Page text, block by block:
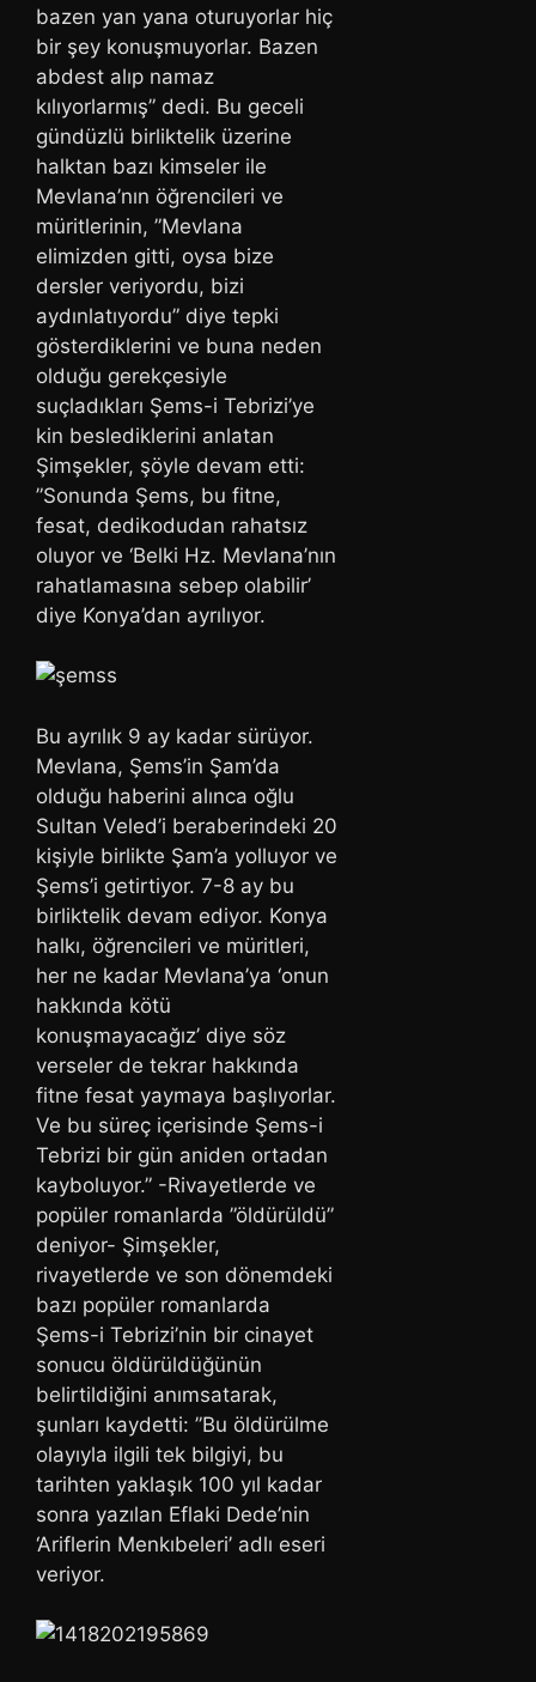
bazen yan yana oturuyorlar hiç
bir şey konuşmuyorlar. Bazen
abdest alıp namaz
kılıyorlarmış” dedi. Bu geceli
gündüzlü birliktelik üzerine
halktan bazı kimseler ile
Mevlana’nın öğrencileri ve
müritlerinin, ”Mevlana
elimizden gitti, oysa bize
dersler veriyordu, bizi
aydınlatıyordu” diye tepki
gösterdiklerini ve buna neden
olduğu gerekçesiyle
suçladıkları Şems-i Tebrizi’ye
kin beslediklerini anlatan
Şimşekler, şöyle devam etti:
”Sonunda Şems, bu fitne,
fesat, dedikodudan rahatsız
oluyor ve ‘Belki Hz. Mevlana’nın
rahatlamasına sebep olabilir’
diye Konya’dan ayrılıyor.
Bu ayrılık 9 ay kadar sürüyor.
Mevlana, Şems’in Şam’da
olduğu haberini alınca oğlu
Sultan Veled’i beraberindeki 20
kişiyle birlikte Şam’a yolluyor ve
Şems’i getirtiyor. 7-8 ay bu
birliktelik devam ediyor. Konya
halkı, öğrencileri ve müritleri,
her ne kadar Mevlana’ya ‘onun
hakkında kötü
konuşmayacağız’ diye söz
verseler de tekrar hakkında
fitne fesat yaymaya başlıyorlar.
Ve bu süreç içerisinde Şems-i
Tebrizi bir gün aniden ortadan
kayboluyor.” -Rivayetlerde ve
popüler romanlarda ”öldürüldü”
deniyor- Şimşekler,
rivayetlerde ve son dönemdeki
bazı popüler romanlarda
Şems-i Tebrizi’nin bir cinayet
sonucu öldürüldüğünün
belirtildiğini anımsatarak,
şunları kaydetti: ”Bu öldürülme
olayıyla ilgili tek bilgiyi, bu
tarihten yaklaşık 100 yıl kadar
sonra yazılan Eflaki Dede’nin
‘Ariflerin Menkıbeleri’ adlı eseri
veriyor.